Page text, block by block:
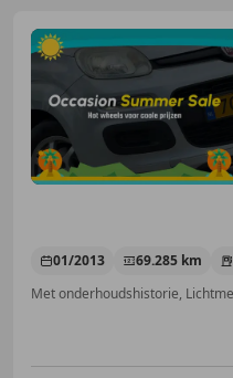
01/2013 69.285 km